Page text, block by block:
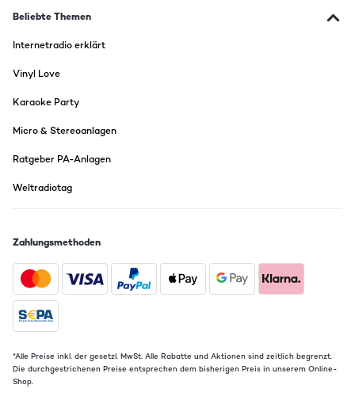
una señal limpia de interferencias y una calidad de audio excelente.Y
potencia pero luego no eres capaz de distinguir o disfrutar de lo que
dia,Dispone de Bluetooth, entrada USB, radio FM a mas del digital
color podemos controlar todas las funciones de manera clara, pero y
APP podremos controlar desde el movil todas las funciones.Radio
recomendada para pequeños locales al igual para pisos y terrazas
que podemos poner donde mas nos interese.
Amazon Benutzer – Bewertung durch Chal-Tec GmbH nicht
Beliebte Themen
Internetradio erklärt
Vinyl Love
Karaoke Party
Micro & Stereoanlagen
Ratgeber PA-Anlagen
Weltradiotag
Zahlungsmethoden
*Alle Preise inkl. der gesetzl. MwSt. Alle Rabatte und Aktionen sind zeitlich begrenzt.
Die durchgestrichenen Preise entsprechen dem bisherigen Preis in unserem Online-
Shop.